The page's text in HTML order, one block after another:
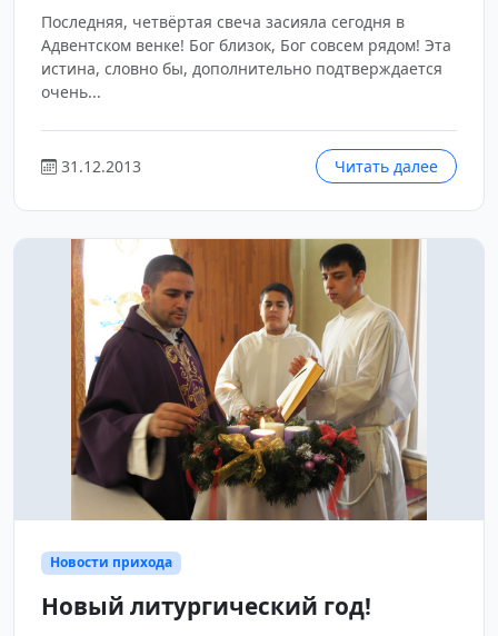
Последняя, четвёртая свеча засияла сегодня в
Адвентском венке! Бог близок, Бог совсем рядом! Эта
истина, словно бы, дополнительно подтверждается
очень...
31.12.2013 Читать далее
Новости прихода
Новый литургический год!